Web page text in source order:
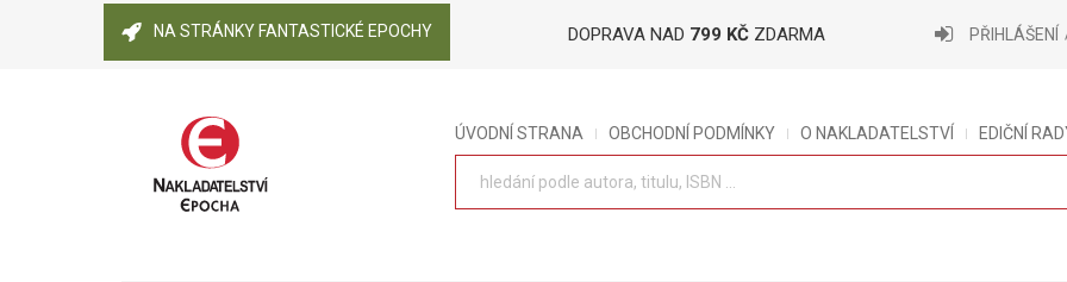
NA STRÁNKY FANTASTICKÉ EPOCHY DOPRAVA NAD 799 KČ ZDARMA PŘIHLÁŠENÍ
ÚVODNÍ STRANA OBCHODNÍ PODMÍNKY O NAKLADATELSTVÍ EDIČNÍ